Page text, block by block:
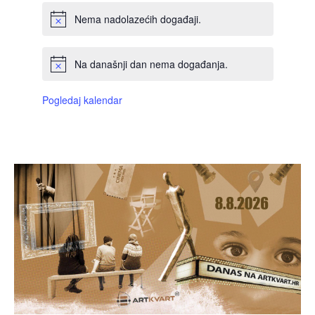
Nema nadolazećih događaji.
Na današnji dan nema događanja.
Pogledaj kalendar